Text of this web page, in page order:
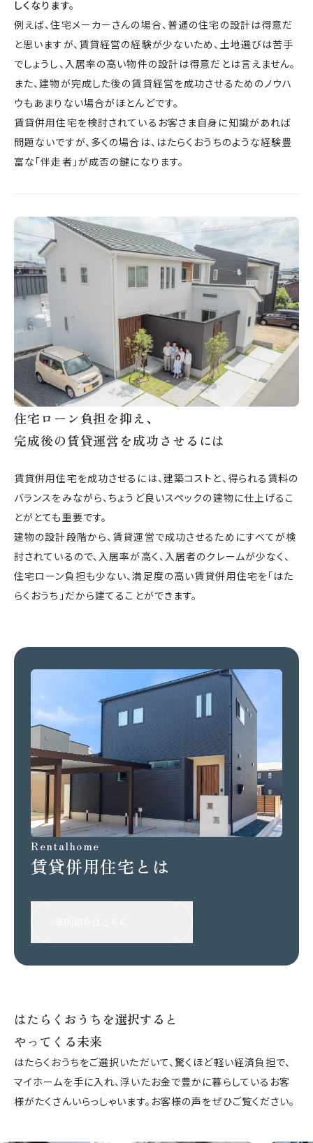
しくなります。
例えば、住宅メーカーさんの場合、普通の住宅の設計は得意だ
と思いますが、賃貸経営の経験が少ないため、土地選びは苦手
でしょうし、入居率の高い物件の設計は得意だとは言えません。
また、建物が完成した後の賃貸経営を成功させるためのノウハ
ウもあまりない場合がほとんどです。
賃貸併用住宅を検討されているお客さま自身に知識があれば
問題ないですが、多くの場合は、はたらくおうちのような経験豊
富な「伴走者」が成否の鍵になります。
住宅ローン負担を抑え、
完成後の賃貸運営を成功させるには
賃貸併用住宅を成功させるには、建築コストと、得られる賃料の
バランスをみながら、ちょうど良いスペックの建物に仕上げるこ
とがとても重要です。
建物の設計段階から、賃貸運営で成功させるためにすべてが検
討されているので、入居率が高く、入居者のクレームが少なく、
住宅ローン負担も少ない、満足度の高い賃貸併用住宅を「はた
らくおうち」だから建てることができます。
Rentalhome
賃貸併用住宅とは
はたらくおうちを選択すると
やってくる未来
はたらくおうちをご選択いただいて、驚くほど軽い経済負担で、
マイホームを手に入れ、浮いたお金で豊かに暮らしているお客
様がたくさんいらっしゃいます。お客様の声をぜひご覧ください。